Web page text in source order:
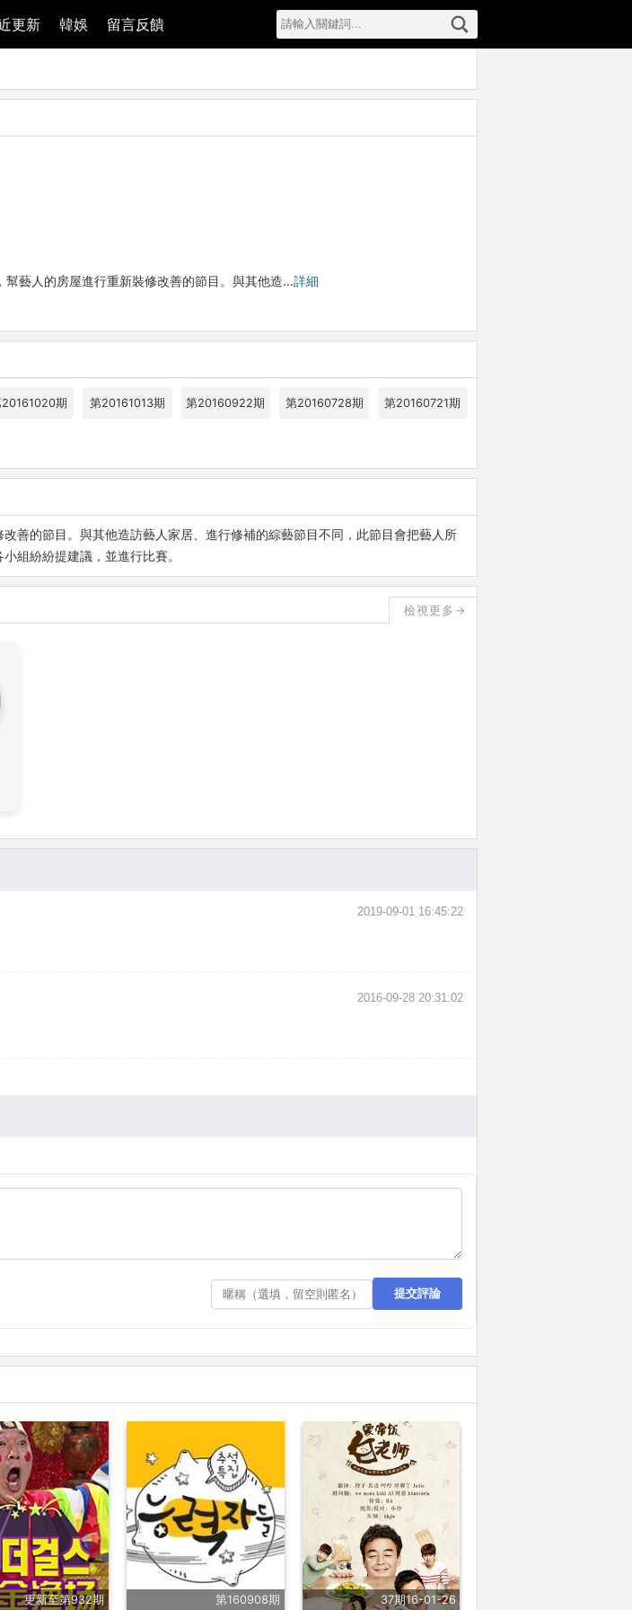
更新 韓娛 留言反饋
藝人的房屋進行重新裝修改善的節目。與其他造…詳細
期 第20161013期 第20160922期 第20160728期 第20160721期
的節目。與其他造訪藝人家居、進行修補的綜藝節目不同，此節目會把藝人所
組紛紛提建議，並進行比賽。
檢視更多→
2019-09-01 16:45:22
2016-09-28 20:31:02
提交評論
更新至第932期 第160908期 37期16-01-26